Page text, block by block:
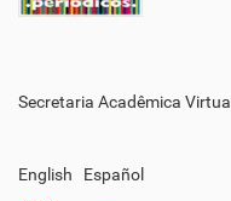
Secretaria Acadêmica Virtual
English Español